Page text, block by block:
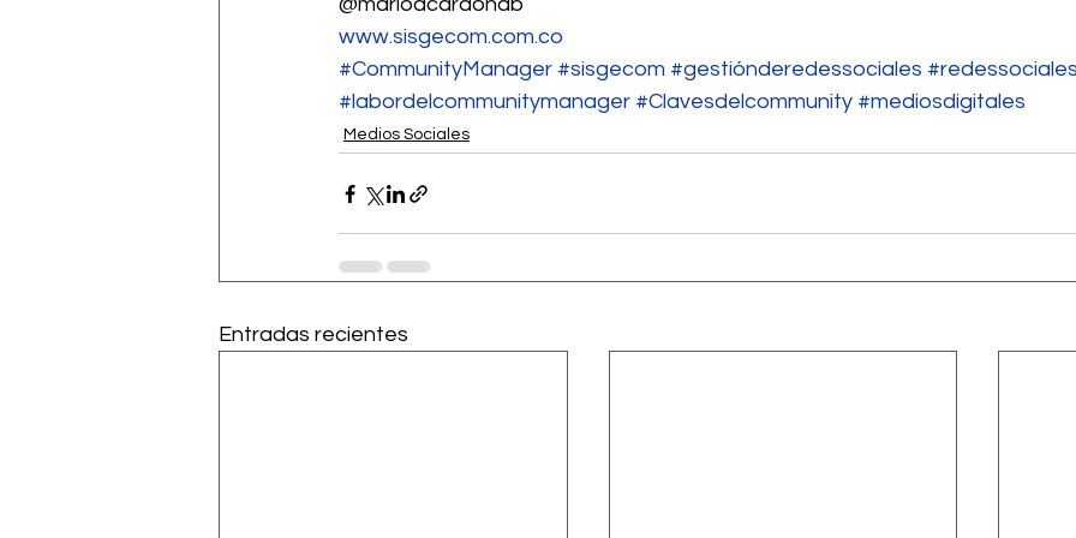
www.sisgecom.com.co
#CommunityManager #sisgecom #gestiónderedessociales #redessociales
#labordelcommunitymanager #Clavesdelcommunity #mediosdigitales
Medios Sociales
Entradas recientes